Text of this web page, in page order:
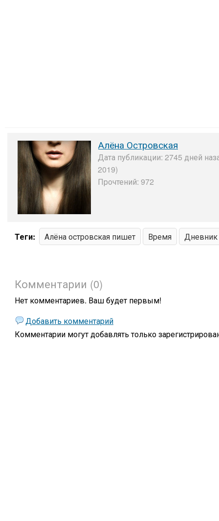
Алёна Островская
Дата публикации: 2745 дней
2019)
Прочтений: 972
Теги: Алёна островская пишет Время Дневник
Комментарии (0)
Нет комментариев. Ваш будет первым!
Добавить комментарий
Комментарии могут добавлять только